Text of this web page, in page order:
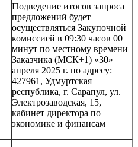
Подведение итогов запроса
предложений будет
осуществляться Закупочной
комиссией в 09:30 часов 00
минут по местному времени
Заказчика (МСК+1) «30»
апреля 2025 г. по адресу:
427961, Удмуртская
республика, г. Сарапул, ул.
Электрозаводская, 15,
кабинет директора по
экономике и финансам